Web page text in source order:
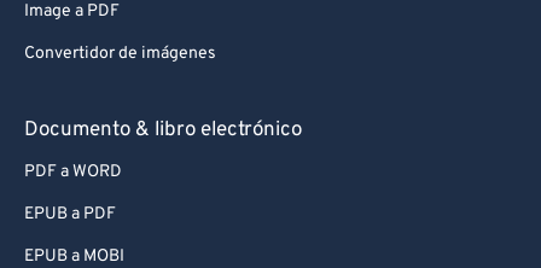
Image a PDF
Convertidor de imágenes
Documento & libro electrónico
PDF a WORD
EPUB a PDF
EPUB a MOBI